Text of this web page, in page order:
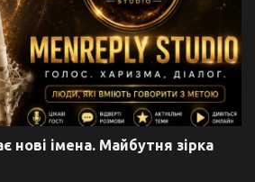
нові імена. Майбутня зірка